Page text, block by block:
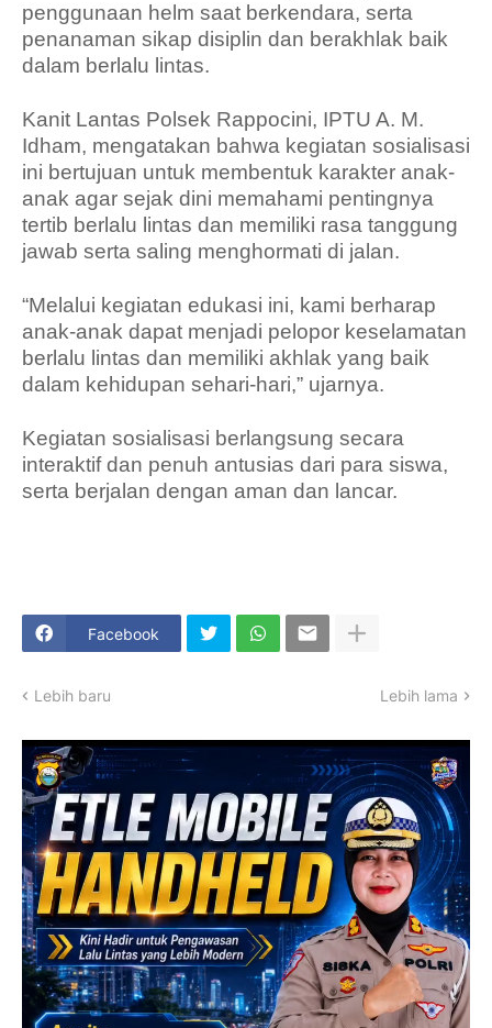
penggunaan helm saat berkendara, serta
penanaman sikap disiplin dan berakhlak baik
dalam berlalu lintas.
Kanit Lantas Polsek Rappocini, IPTU A. M.
Idham, mengatakan bahwa kegiatan sosialisasi
ini bertujuan untuk membentuk karakter anak-
anak agar sejak dini memahami pentingnya
tertib berlalu lintas dan memiliki rasa tanggung
jawab serta saling menghormati di jalan.
“Melalui kegiatan edukasi ini, kami berharap
anak-anak dapat menjadi pelopor keselamatan
berlalu lintas dan memiliki akhlak yang baik
dalam kehidupan sehari-hari,” ujarnya.
Kegiatan sosialisasi berlangsung secara
interaktif dan penuh antusias dari para siswa,
serta berjalan dengan aman dan lancar.
Facebook
Lebih baru Lebih lama